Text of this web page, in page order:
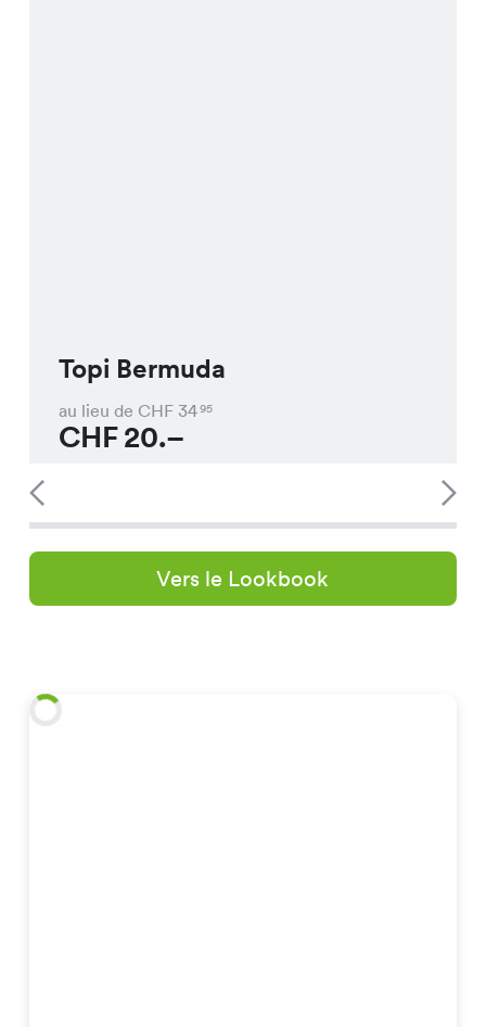
Topi Bermuda
au lieu de CHF 3495
CHF20.–
Vers le Lookbook